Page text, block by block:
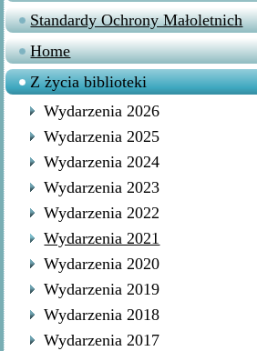
Standardy Ochrony Małoletnich
Home
Z życia biblioteki
Wydarzenia 2026
Wydarzenia 2025
Wydarzenia 2024
Wydarzenia 2023
Wydarzenia 2022
Wydarzenia 2021
Wydarzenia 2020
Wydarzenia 2019
Wydarzenia 2018
Wydarzenia 2017